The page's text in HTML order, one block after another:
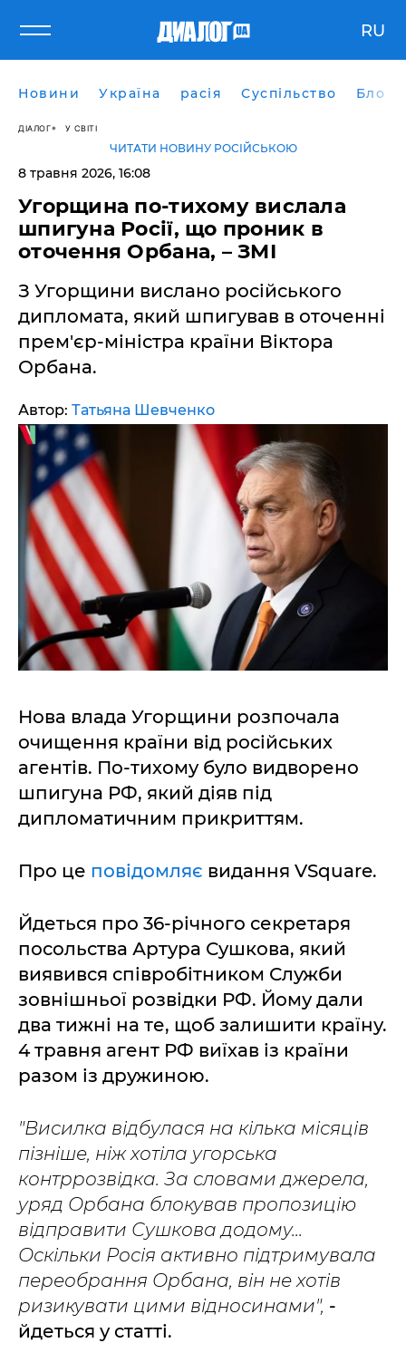
RU
Новини Україна расія Суспільство Блоги
ДІАЛОГ У СВІТІ
ЧИТАТИ НОВИНУ РОСІЙСЬКОЮ
8 травня 2026, 16:08
Угорщина по-тихому вислала
шпигуна Росії, що проник в
оточення Орбана, – ЗМІ
З Угорщини вислано російського
дипломата, який шпигував в оточенні
прем'єр-міністра країни Віктора
Орбана.
Автор: Татьяна Шевченко
Нова влада Угорщини розпочала
очищення країни від російських
агентів. По-тихому було видворено
шпигуна РФ, який діяв під
дипломатичним прикриттям.
Про це повідомляє видання VSquare.
Йдеться про 36-річного секретаря
посольства Артура Сушкова, який
виявився співробітником Служби
зовнішньої розвідки РФ. Йому дали
два тижні на те, щоб залишити країну.
4 травня агент РФ виїхав із країни
разом із дружиною.
"Висилка відбулася на кілька місяців
пізніше, ніж хотіла угорська
контррозвідка. За словами джерела,
уряд Орбана блокував пропозицію
відправити Сушкова додому...
Оскільки Росія активно підтримувала
переобрання Орбана, він не хотів
ризикувати цими відносинами", -
йдеться у статті.